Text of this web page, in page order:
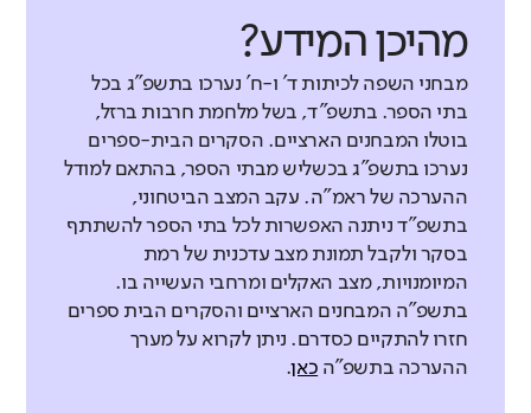
מהיכן המידע?
מבחני השפה לכיתות ד' ו-ח' נערכו בתשפ"ג בכל
בתי הספר. בתשפ"ד, בשל מלחמת חרבות ברזל,
בוטלו המבחנים הארציים. הסקרים הבית-ספרים
נערכו בתשפ"ג בכשליש מבתי הספר, בהתאם למודל
ההערכה של ראמ"ה. עקב המצב הביטחוני,
בתשפ"ד ניתנה האפשרות לכל בתי הספר להשתתף
בסקר ולקבל תמונת מצב עדכנית של רמת
המיומנויות, מצב האקלים ומרחבי העשייה בו.
בתשפ"ה המבחנים הארציים והסקרים הבית ספרים
חזרו להתקיים כסדרם. ניתן לקרוא על מערך
ההערכה בתשפ"ה כאן.